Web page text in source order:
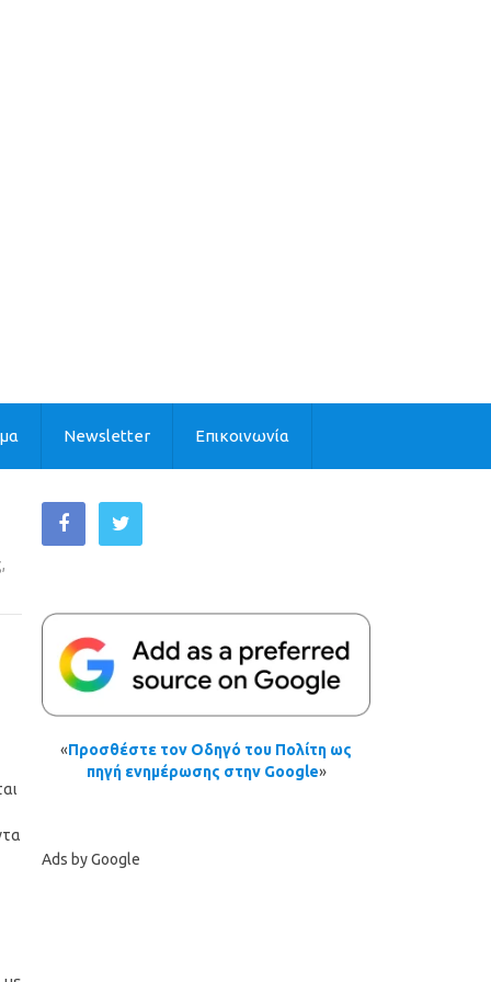
Newsletter Επικοινωνία
,
«Προσθέστε τον Οδηγό του Πολίτη ως
πηγή ενημέρωσης στην Google»
Ads by Google